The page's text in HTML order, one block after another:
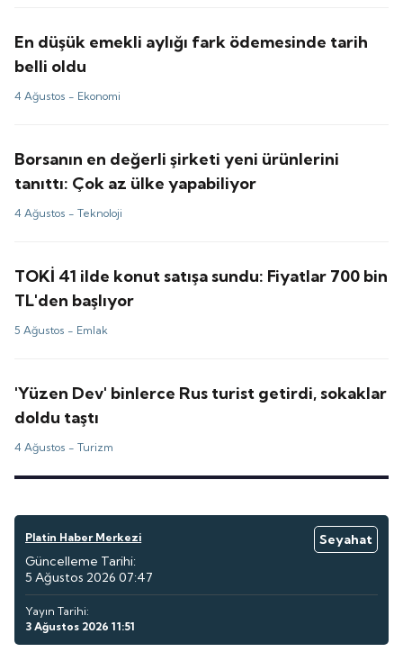
En düşük emekli aylığı fark ödemesinde tarih
belli oldu
4 Ağustos - Ekonomi
Borsanın en değerli şirketi yeni ürünlerini
tanıttı: Çok az ülke yapabiliyor
4 Ağustos -Teknoloji
TOKİ 41 ilde konut satışa sundu: Fiyatlar 700 bin
TL'den başlıyor
5 Ağustos - Emlak
'Yüzen Dev' binlerce Rus turist getirdi, sokaklar
doldu taştı
4 Ağustos -Turizm
Platin Haber Merkezi
Seyahat
Güncelleme Tarihi:
5 Ağustos 2026 07:47
Yayın Tarihi:
3 Ağustos 2026 11:51